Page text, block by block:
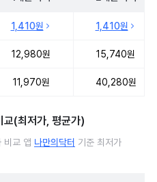
1,410원 1,410원
12,980원 15,740원
11,970원 40,280원
교(최저가, 평균가)
비교 앱 나만의닥터 기준 최저가